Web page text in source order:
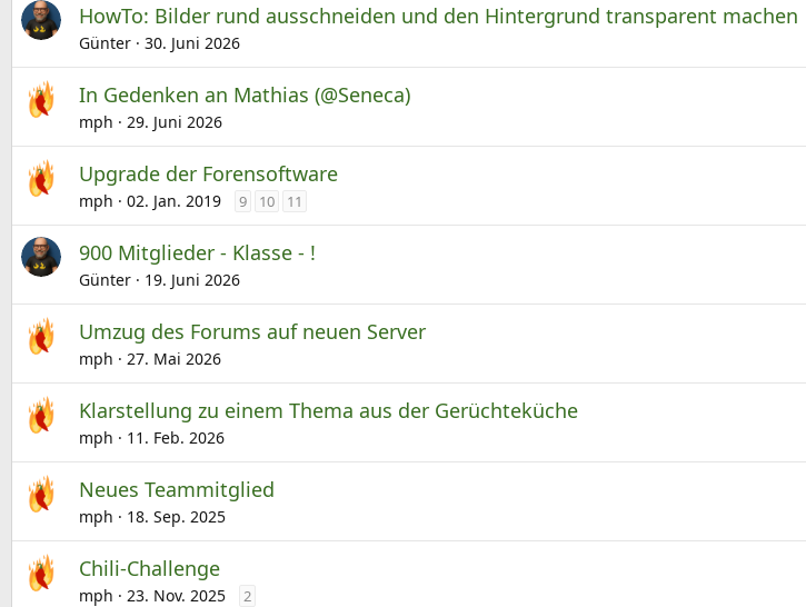
HowTo: Bilder rund ausschneiden und den Hintergrund transparent machen
Günter 30. Juni 2026
In Gedenken an Mathias (@Seneca)
mph 29. Juni 2026
Upgrade der Forensoftware
mph 02. Jan. 2019 9 10 11
900 Mitglieder - Klasse - !
Günter 19. Juni 2026
Umzug des Forums auf neuen Server
mph 27. Mai 2026
Klarstellung zu einem Thema aus der Gerüchteküche
mph 11. Feb. 2026
Neues Teammitglied
mph 18. Sep. 2025
Chili-Challenge
mph 23. Nov. 2025 2